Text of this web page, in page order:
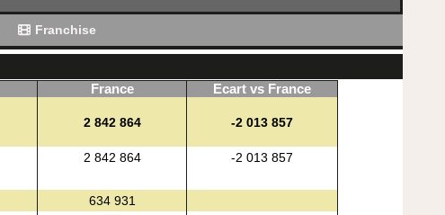
Franchise
France Ecart vs France
2 842 864 -2 013 857
2 842 864 -2 013 857
634 931